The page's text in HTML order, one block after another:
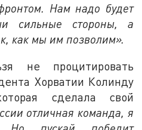
Нам надо будет
сильные стороны, а
как мы им позволим».
не процитировать
Хорватии Колинду
сделала свой
отличная команда, я